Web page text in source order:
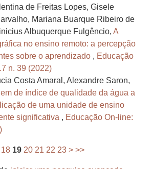
de Freitas Lopes, Gisele
Mariana Buarque Ribeiro de
Albuquerque Fulgêncio, A
no ensino remoto: a percepção
sobre o aprendizado , Educação
n. 39 (2022)
Costa Amaral, Alexandre Saron,
de índice de qualidade da água a
de uma unidade de ensino
significativa , Educação On-line:
18 19 20 21 22 23 > >>